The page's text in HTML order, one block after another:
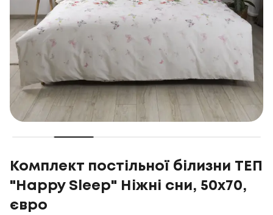
Комплект постільної білизни ТЕП
"Happy Sleep" Ніжні сни, 50x70,
євро